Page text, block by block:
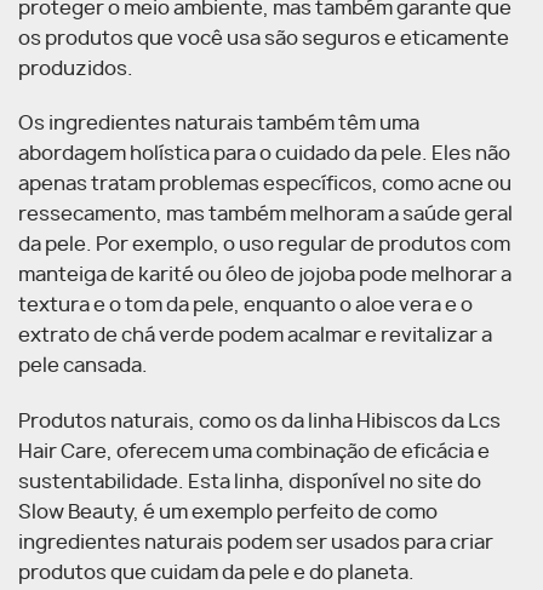
proteger o meio ambiente, mas também garante que
os produtos que você usa são seguros e eticamente
produzidos.
Os ingredientes naturais também têm uma
abordagem holística para o cuidado da pele. Eles não
apenas tratam problemas específicos, como acne ou
ressecamento, mas também melhoram a saúde geral
da pele. Por exemplo, o uso regular de produtos com
manteiga de karité ou óleo de jojoba pode melhorar a
textura e o tom da pele, enquanto o aloe vera e o
extrato de chá verde podem acalmar e revitalizar a
pele cansada.
Produtos naturais, como os da linha Hibiscos da Lcs
Hair Care, oferecem uma combinação de eficácia e
sustentabilidade. Esta linha, disponível no site do
Slow Beauty, é um exemplo perfeito de como
ingredientes naturais podem ser usados para criar
produtos que cuidam da pele e do planeta.